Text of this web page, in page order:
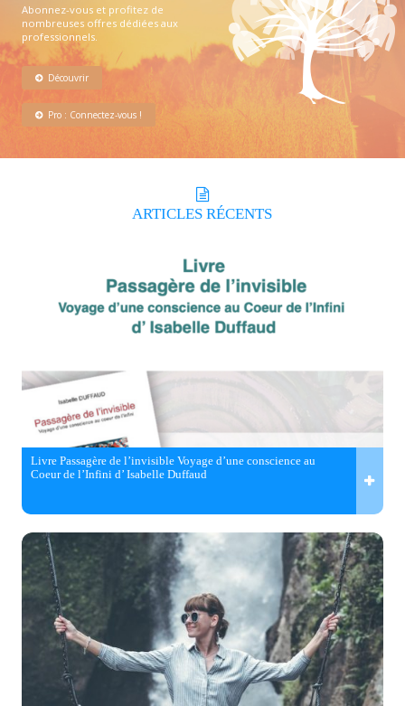
Abonnez-vous et profitez de
nombreuses offres dédiées aux
professionnels.
Découvrir
Pro : Connectez-vous !
ARTICLES RÉCENTS
Livre Passagère de l’invisible Voyage d’une conscience au
Coeur de l’Infini d’ Isabelle Duffaud